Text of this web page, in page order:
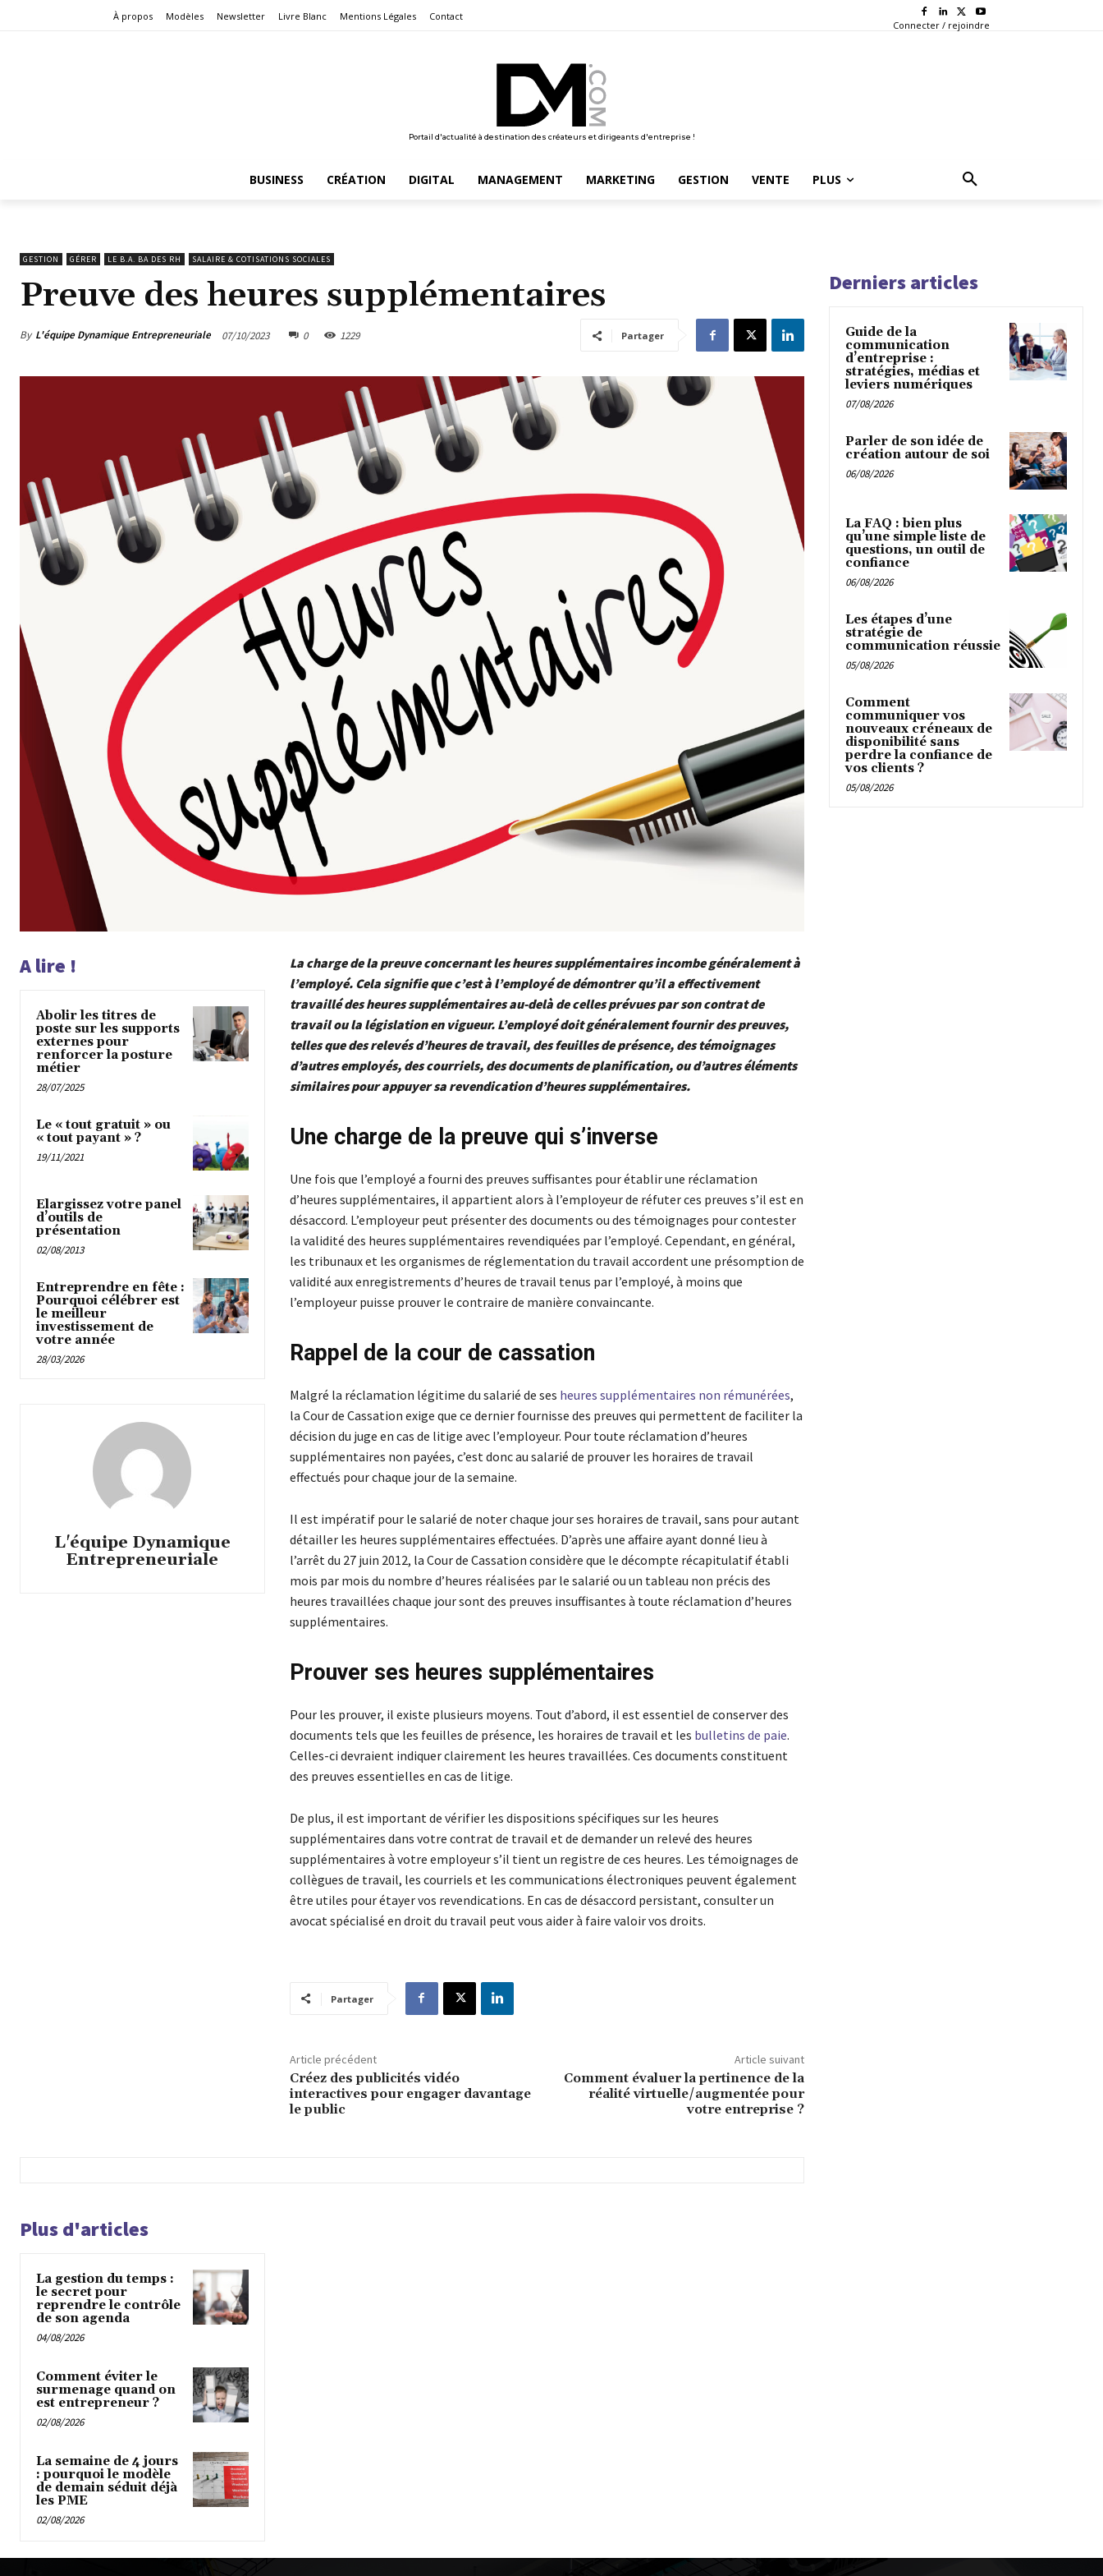
À propos Modèles Newsletter Livre Blanc Mentions Légales Contact
Connecter / rejoindre
Portail d'actualité à destination des créateurs et dirigeants d'entreprise !
BUSINESS CRÉATION DIGITAL MANAGEMENT MARKETING GESTION VENTE PLUS
GESTION GÉRER LE B.A. BA DES RH SALAIRE & COTISATIONS SOCIALES
Preuve des heures supplémentaires
By L'équipe Dynamique Entrepreneuriale 07/10/2023 0 1229 Partager
A lire !
Abolir les titres de
poste sur les supports
externes pour
renforcer la posture
métier
28/07/2025
Le « tout gratuit » ou
« tout payant » ?
19/11/2021
Elargissez votre panel
d’outils de
présentation
02/08/2013
Entreprendre en fête :
Pourquoi célébrer est
le meilleur
investissement de
votre année
28/03/2026
L'équipe Dynamique
Entrepreneuriale
La charge de la preuve concernant les heures supplémentaires incombe généralement à
l’employé. Cela signifie que c’est à l’employé de démontrer qu’il a effectivement
travaillé des heures supplémentaires au-delà de celles prévues par son contrat de
travail ou la législation en vigueur. L’employé doit généralement fournir des preuves,
telles que des relevés d’heures de travail, des feuilles de présence, des témoignages
d’autres employés, des courriels, des documents de planification, ou d’autres éléments
similaires pour appuyer sa revendication d’heures supplémentaires.
Une charge de la preuve qui s’inverse
Une fois que l’employé a fourni des preuves suffisantes pour établir une réclamation
d’heures supplémentaires, il appartient alors à l’employeur de réfuter ces preuves s’il est en
désaccord. L’employeur peut présenter des documents ou des témoignages pour contester
la validité des heures supplémentaires revendiquées par l’employé. Cependant, en général,
les tribunaux et les organismes de réglementation du travail accordent une présomption de
validité aux enregistrements d’heures de travail tenus par l’employé, à moins que
l’employeur puisse prouver le contraire de manière convaincante.
Rappel de la cour de cassation
Malgré la réclamation légitime du salarié de ses heures supplémentaires non rémunérées,
la Cour de Cassation exige que ce dernier fournisse des preuves qui permettent de faciliter la
décision du juge en cas de litige avec l’employeur. Pour toute réclamation d’heures
supplémentaires non payées, c’est donc au salarié de prouver les horaires de travail
effectués pour chaque jour de la semaine.
Il est impératif pour le salarié de noter chaque jour ses horaires de travail, sans pour autant
détailler les heures supplémentaires effectuées. D’après une affaire ayant donné lieu à
l’arrêt du 27 juin 2012, la Cour de Cassation considère que le décompte récapitulatif établi
mois par mois du nombre d’heures réalisées par le salarié ou un tableau non précis des
heures travaillées chaque jour sont des preuves insuffisantes à toute réclamation d’heures
supplémentaires.
Prouver ses heures supplémentaires
Pour les prouver, il existe plusieurs moyens. Tout d’abord, il est essentiel de conserver des
documents tels que les feuilles de présence, les horaires de travail et les bulletins de paie.
Celles-ci devraient indiquer clairement les heures travaillées. Ces documents constituent
des preuves essentielles en cas de litige.
De plus, il est important de vérifier les dispositions spécifiques sur les heures
supplémentaires dans votre contrat de travail et de demander un relevé des heures
supplémentaires à votre employeur s’il tient un registre de ces heures. Les témoignages de
collègues de travail, les courriels et les communications électroniques peuvent également
être utiles pour étayer vos revendications. En cas de désaccord persistant, consulter un
avocat spécialisé en droit du travail peut vous aider à faire valoir vos droits.
Partager
Article précédent
Créez des publicités vidéo
interactives pour engager davantage
le public
Article suivant
Comment évaluer la pertinence de la
réalité virtuelle/augmentée pour
votre entreprise ?
Plus d'articles
La gestion du temps :
le secret pour
reprendre le contrôle
de son agenda
04/08/2026
Comment éviter le
surmenage quand on
est entrepreneur ?
02/08/2026
La semaine de 4 jours
: pourquoi le modèle
de demain séduit déjà
les PME
02/08/2026
Derniers articles
Guide de la
communication
d’entreprise :
stratégies, médias et
leviers numériques
07/08/2026
Parler de son idée de
création autour de soi
06/08/2026
La FAQ : bien plus
qu’une simple liste de
questions, un outil de
confiance
06/08/2026
Les étapes d’une
stratégie de
communication réussie
05/08/2026
Comment
communiquer vos
nouveaux créneaux de
disponibilité sans
perdre la confiance de
vos clients ?
05/08/2026